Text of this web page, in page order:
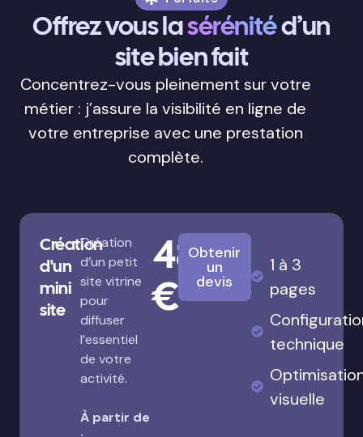
Offrez vous lasérénitéd’un
site bien fait
Concentrez-vous pleinement sur votre
métier : j’assure la visibilité en ligne de
votre entreprise avec une prestation
complète.
Création
d'un
mini
site
Création
d’un petit
site vitrine
pour
diffuser
l’essentiel
de votre
activité.
À partir de
480
€
Obtenir
un
devis
1 à 3
pages
technique
visuelle